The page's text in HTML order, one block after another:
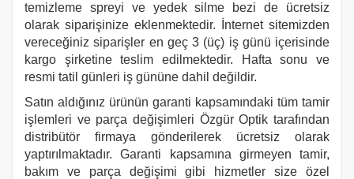
temizleme spreyi ve yedek silme bezi de ücretsiz
olarak siparişinize eklenmektedir. İnternet sitemizden
vereceğiniz siparişler en geç 3 (üç) iş günü içerisinde
kargo şirketine teslim edilmektedir. Hafta sonu ve
resmi tatil günleri iş gününe dahil değildir.
Satın aldığınız ürünün garanti kapsamındaki tüm tamir
işlemleri ve parça değişimleri Özgür Optik tarafından
distribütör firmaya gönderilerek ücretsiz olarak
yaptırılmaktadır. Garanti kapsamına girmeyen tamir,
bakım ve parça değişimi gibi hizmetler size özel